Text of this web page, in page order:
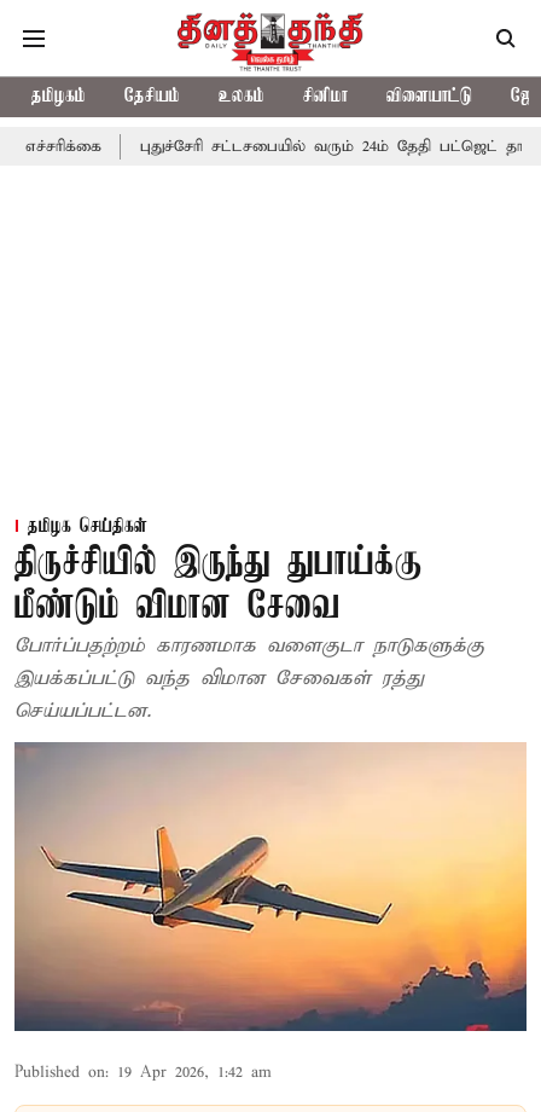
தமிழகம் தேசியம் உலகம் சினிமா விளையாட்டு
புதுச்சேரி சட்டசபையில் வரும் 24ம் தேதி பட்ஜெட் தாக்கல்
தமிழக செய்திகள்
திருச்சியில் இருந்து துபாய்க்கு
மீண்டும் விமான சேவை
போர்ப்பதற்றம் காரணமாக வளைகுடா நாடுகளுக்கு
இயக்கப்பட்டு வந்த விமான சேவைகள் ரத்து
செய்யப்பட்டன.
Published on: 19 Apr 2026, 1:42 am